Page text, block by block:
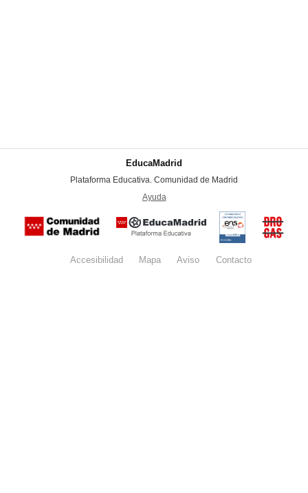
EducaMadrid
Plataforma Educativa. Comunidad de Madrid
Ayuda
Certificación
conformidad
con el
Nacional de
Seguridad
del
Accesibilidad Mapa Aviso legalContacto